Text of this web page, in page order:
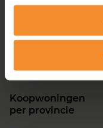
Noord-Holland
Koopwoningen
per provincie